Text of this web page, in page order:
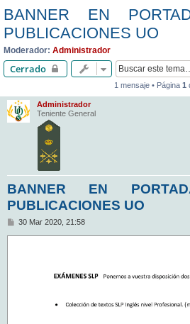
BANNER EN
PUBLICACIONES UO
Moderador: Administrador
Cerrado
1 mensaje • Página 1
Administrador
Teniente General
BANNER EN
PUBLICACIONES UO
M
30 Mar 2020, 21:58